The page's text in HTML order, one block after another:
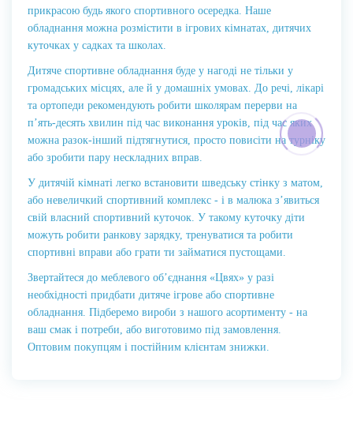
прикрасою будь якого спортивного осередка. Наше
обладнання можна розмістити в ігрових кімнатах, дитячих
куточках у садках та школах.
Дитяче спортивне обладнання буде у нагоді не тільки у
громадських місцях, але й у домашніх умовах. До речі, лікарі
та ортопеди рекомендують робити школярам перерви на
п’ять-десять хвилин під час виконання уроків, під час яких
можна разок-інший підтягнутися, просто повисіти на турніку
або зробити пару нескладних вправ.
У дитячій кімнаті легко встановити шведську стінку з матом,
або невеличкий спортивний комплекс - і в малюка з’явиться
свій власний спортивний куточок. У такому куточку діти
можуть робити ранкову зарядку, тренуватися та робити
спортивні вправи або грати ти займатися пустощами.
Звертайтеся до меблевого об’єднання «Цвях» у разі
необхідності придбати дитяче ігрове або спортивне
обладнання. Підберемо вироби з нашого асортименту - на
ваш смак і потреби, або виготовимо під замовлення.
Оптовим покупцям і постійним клієнтам знижки.